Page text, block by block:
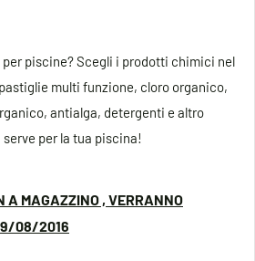
piscine? Scegli i prodotti chimici nel
multi funzione, cloro organico,
antialga, detergenti e altro
per la tua piscina!
A MAGAZZINO , VERRANNO
08/2016